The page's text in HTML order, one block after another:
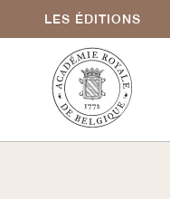
LES ÉDITIONS